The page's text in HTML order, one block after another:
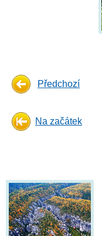
Předchozí
Na začátek